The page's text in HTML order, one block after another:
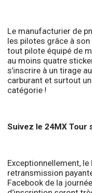
Le manufacturier de
les pilotes grâce à son
tout pilote équipé de
au moins quatre
s’inscrire à un tirage
carburant et surtout
catégorie !
Suivez le 24MX Tour
Exceptionnellement,
retransmission
Facebook de la